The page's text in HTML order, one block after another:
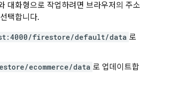
대화형으로 작업하려면 브라우저의 주소
택합니다.
firestore/default/data 로
ecommerce/data 로 업데이트합